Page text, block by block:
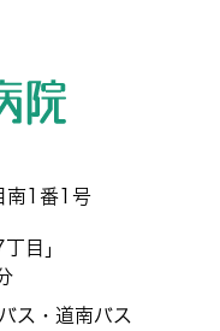
南1番1号
目」
ス・道南バス